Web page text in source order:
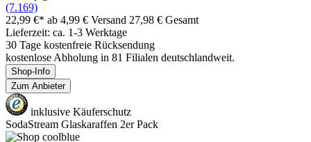
(7.169)
22,99 €* ab 4,99 € Versand 27,98 € Gesamt
Lieferzeit: ca. 1-3 Werktage
30 Tage kostenfreie Rücksendung
kostenlose Abholung in 81 Filialen deutschlandweit.
Shop-Info
Zum Anbieter
inklusive Käuferschutz
SodaStream Glaskaraffen 2er Pack